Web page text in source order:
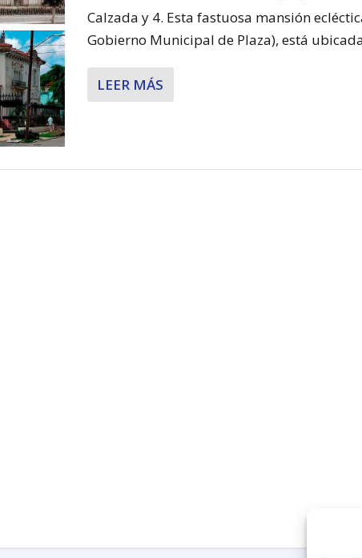
Calzada y 4. Esta fastuosa mansión
Gobierno Municipal de Plaza), está
LEER MÁS